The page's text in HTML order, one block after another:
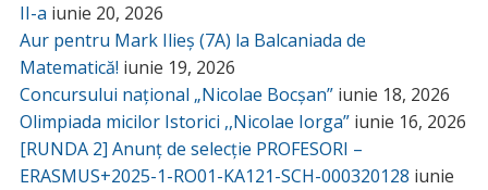
II-a iunie 20, 2026
Aur pentru Mark Ilieș (7A) la Balcaniada de
Matematică! iunie 19, 2026
Concursului național „Nicolae Bocșan” iunie 18, 2026
Olimpiada micilor Istorici ,,Nicolae Iorga” iunie 16, 2026
[RUNDA 2] Anunț de selecție PROFESORI –
ERASMUS+2025-1-RO01-KA121-SCH-000320128 iunie